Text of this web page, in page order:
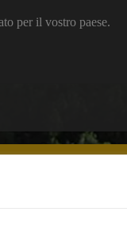
per il vostro paese.